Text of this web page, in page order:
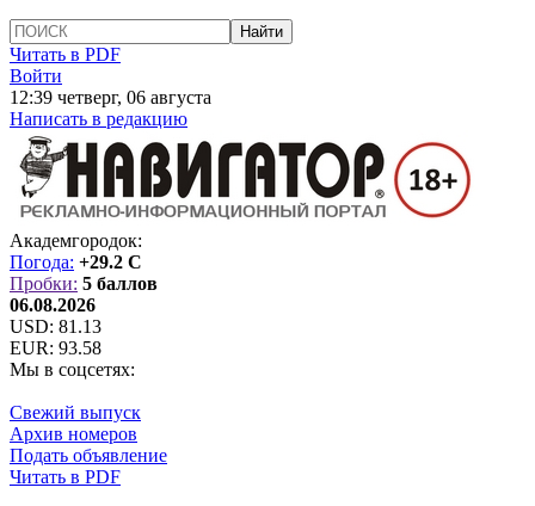
Читать в PDF
Войти
12:39 четверг, 06 августа
Написать в редакцию
Академгородок:
Погода: +29.2 C
Пробки: 5 баллов
06.08.2026
USD: 81.13
EUR: 93.58
Мы в соцсетях:
Свежий выпуск
Архив номеров
Подать объявление
Читать в PDF